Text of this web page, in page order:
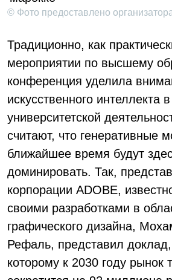
© Фото предоставлено
Традиционно, как
мероприятии по высшему
конференция уделила
искусственного интеллекта в
университетской
считают, что генеративные
ближайшее время будут
доминировать. Так,
корпорации ADOBE,
своими разработками в
графического дизайна,
Рефаль, представил доклад,
которому к 2030 году рынок